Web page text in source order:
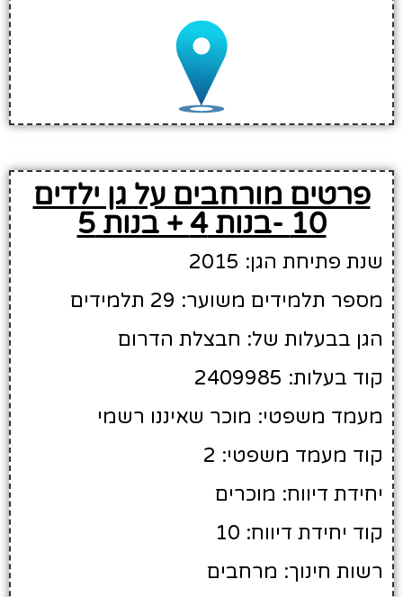
פרטים מורחבים על גן ילדים
10 -בנות 4 + בנות 5
שנת פתיחת הגן: 2015
מספר תלמידים משוער: 29 תלמידים
הגן בבעלות של: חבצלת הדרום
קוד בעלות: 2409985
מעמד משפטי: מוכר שאיננו רשמי
קוד מעמד משפטי: 2
יחידת דיווח: מוכרים
קוד יחידת דיווח: 10
רשות חינוך: מרחבים